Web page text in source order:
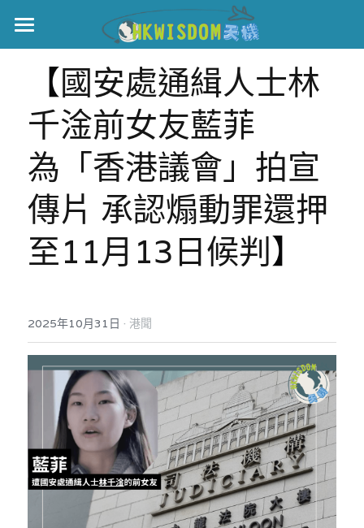
主頁
世界盃
伊美戰爭
黎智英案
正本清源•黎智英案
美西媒體謊言實錄
宏福火災
宏福‧革新
宏福火災正視聽
記錄．宏福苑火災
港聞
國際
娛樂
反華推手你要知
反華推手懶人包
民主派騙案十式
反華推手起底
KOL 專欄
林淑芳專欄
屈穎妍專欄
絕密法庭檔案
醫院口岸爆炸案
【國安處通緝人士林
千淦前女友藍菲
為「香港議會」拍宣
傳片 承認煽動罪還押
至11月13日候判】
2025年10月31日 · 港聞